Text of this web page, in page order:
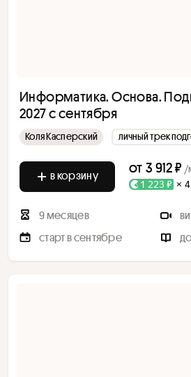
Информатика. Основа.
2027 с сентября
Коля Касперский личный трек
в корзину от 3 912 ₽ /
1 223 ₽ ×
9 месяцев
старт в сентябре